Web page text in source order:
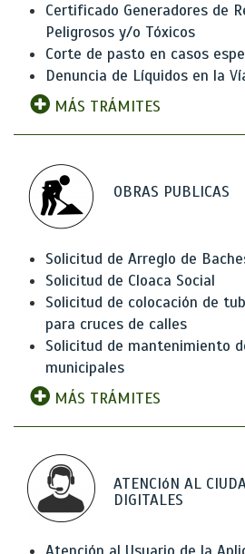
Certificado Generadores de
Peligrosos y/o Tóxicos
Corte de pasto en casos
Denuncia de Líquidos en la
MÁS TRÁMITES
OBRAS PUBLICAS
Solicitud de Arreglo de
Solicitud de Cloaca Social
Solicitud de colocación de
para cruces de calles
Solicitud de mantenimiento
municipales
MÁS TRÁMITES
ATENCIóN AL
DIGITALES